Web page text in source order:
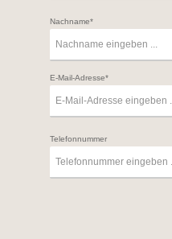
Nachname*
E-Mail-Adresse*
Telefonnummer